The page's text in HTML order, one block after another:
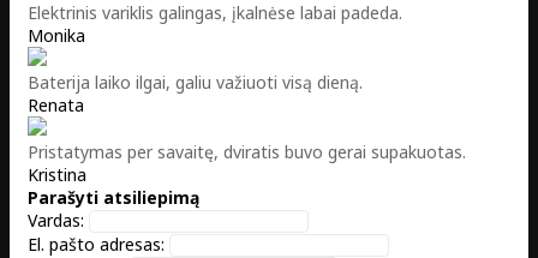
Elektrinis variklis galingas, įkalnėse labai padeda.
Monika
Baterija laiko ilgai, galiu važiuoti visą dieną.
Renata
Pristatymas per savaitę, dviratis buvo gerai supakuotas.
Kristina
Parašyti atsiliepimą
Vardas:
El. pašto adresas: